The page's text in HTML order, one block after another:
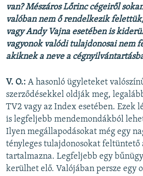
van? Mészáros Lőrinc cégeiről
valóban nem ő rendelkezik
vagy Andy Vajna esetében is
vagyonok valódi tulajdonosai nem
akiknek a neve a
V. O.: A hasonló ügyleteket
szerződésekkel oldják meg,
TV2 vagy az Index esetében. Ezek
is legfeljebb mendemondákból
Ilyen megállapodásokat még egy
tényleges tulajdonosokat feltüntető
tartalmazna. Legfeljebb egy
kerülhet elő. Valójában persze egy